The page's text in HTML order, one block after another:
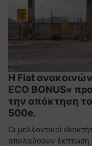
Η Fiat
ECO BONUS»
την απόκτηση
500e.
Οι μελλοντικοί
απολαύσουν έκπτωση